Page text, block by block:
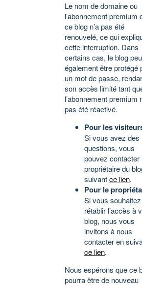
Le nom de domaine ou
l’abonnement premium
ce blog n’a pas été
renouvelé, ce qui
cette interruption. Dans
certains cas, le blog
également être protégé
un mot de passe,
son accès limité tant
l’abonnement premium
pas été réactivé.
Pour les
Si vous avez des
questions, vous
pouvez contacter
propriétaire du
suivantce lien.
Pour le
Si vous souhaitez
rétablir l’accès à
blog, nous vous
invitons à nous
contacter en
ce lien.
Nous espérons que ce
pourra être de nouveau